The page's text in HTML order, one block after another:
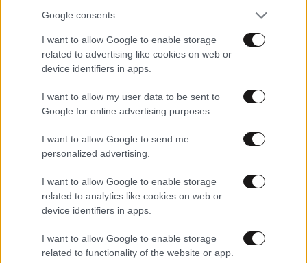
Google consents
I want to allow Google to enable storage
related to advertising like cookies on web or
device identifiers in apps.
I want to allow my user data to be sent to
Google for online advertising purposes.
I want to allow Google to send me
personalized advertising.
I want to allow Google to enable storage
related to analytics like cookies on web or
device identifiers in apps.
I want to allow Google to enable storage
related to functionality of the website or app.
προκλήσεων (challenge owners) και απέδωσαν
ουσιαστικά και ικανοποιητικά αποτελέσματα. Μία
ακόμη βρίσκεται σήμερα σε φάση δοκιμών και
συνεχούς βελτίωσης, παρουσιάζοντας θετικά
επένδυση από τον φορέα-πρόκληση για παραγωγή
έναν σημαντικό αγωγό χρηματοδότησης:
περισσότερες από έξι λύσεις έχουν υποβάλει ή
προετοιμάζουν αιτήσεις σε ευρωπαϊκά προγράμματα
έρευνας» τονίζει στο ΑΠΕ-ΜΠΕ. Δηλώνει, τέλος, ότι
μπορεί να μην οδήγησαν όλες οι διαδρομές σε
επιτυχία, όμως και αυτό αποτελεί επίσης μέρος της
αξίας καθώς τα αίτια εντοπίστηκαν με σαφήνεια,